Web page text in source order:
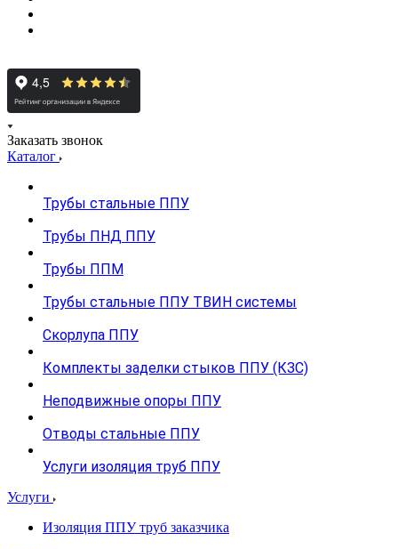
Заказать звонок
Каталог
Трубы стальные ППУ
Трубы ПНД ППУ
Трубы ППМ
Трубы стальные ППУ ТВИН системы
Скорлупа ППУ
Комплекты заделки стыков ППУ (КЗС)
Неподвижные опоры ППУ
Отводы стальные ППУ
Услуги изоляция труб ППУ
Услуги
Изоляция ППУ труб заказчика